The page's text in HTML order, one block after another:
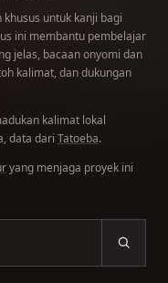
khusus untuk kanji bagi
ini membantu pembelajar
jelas, bacaan onyomi dan
kalimat, dan dukungan
kalimat lokal
data dari Tatoeba.
yang menjaga proyek ini